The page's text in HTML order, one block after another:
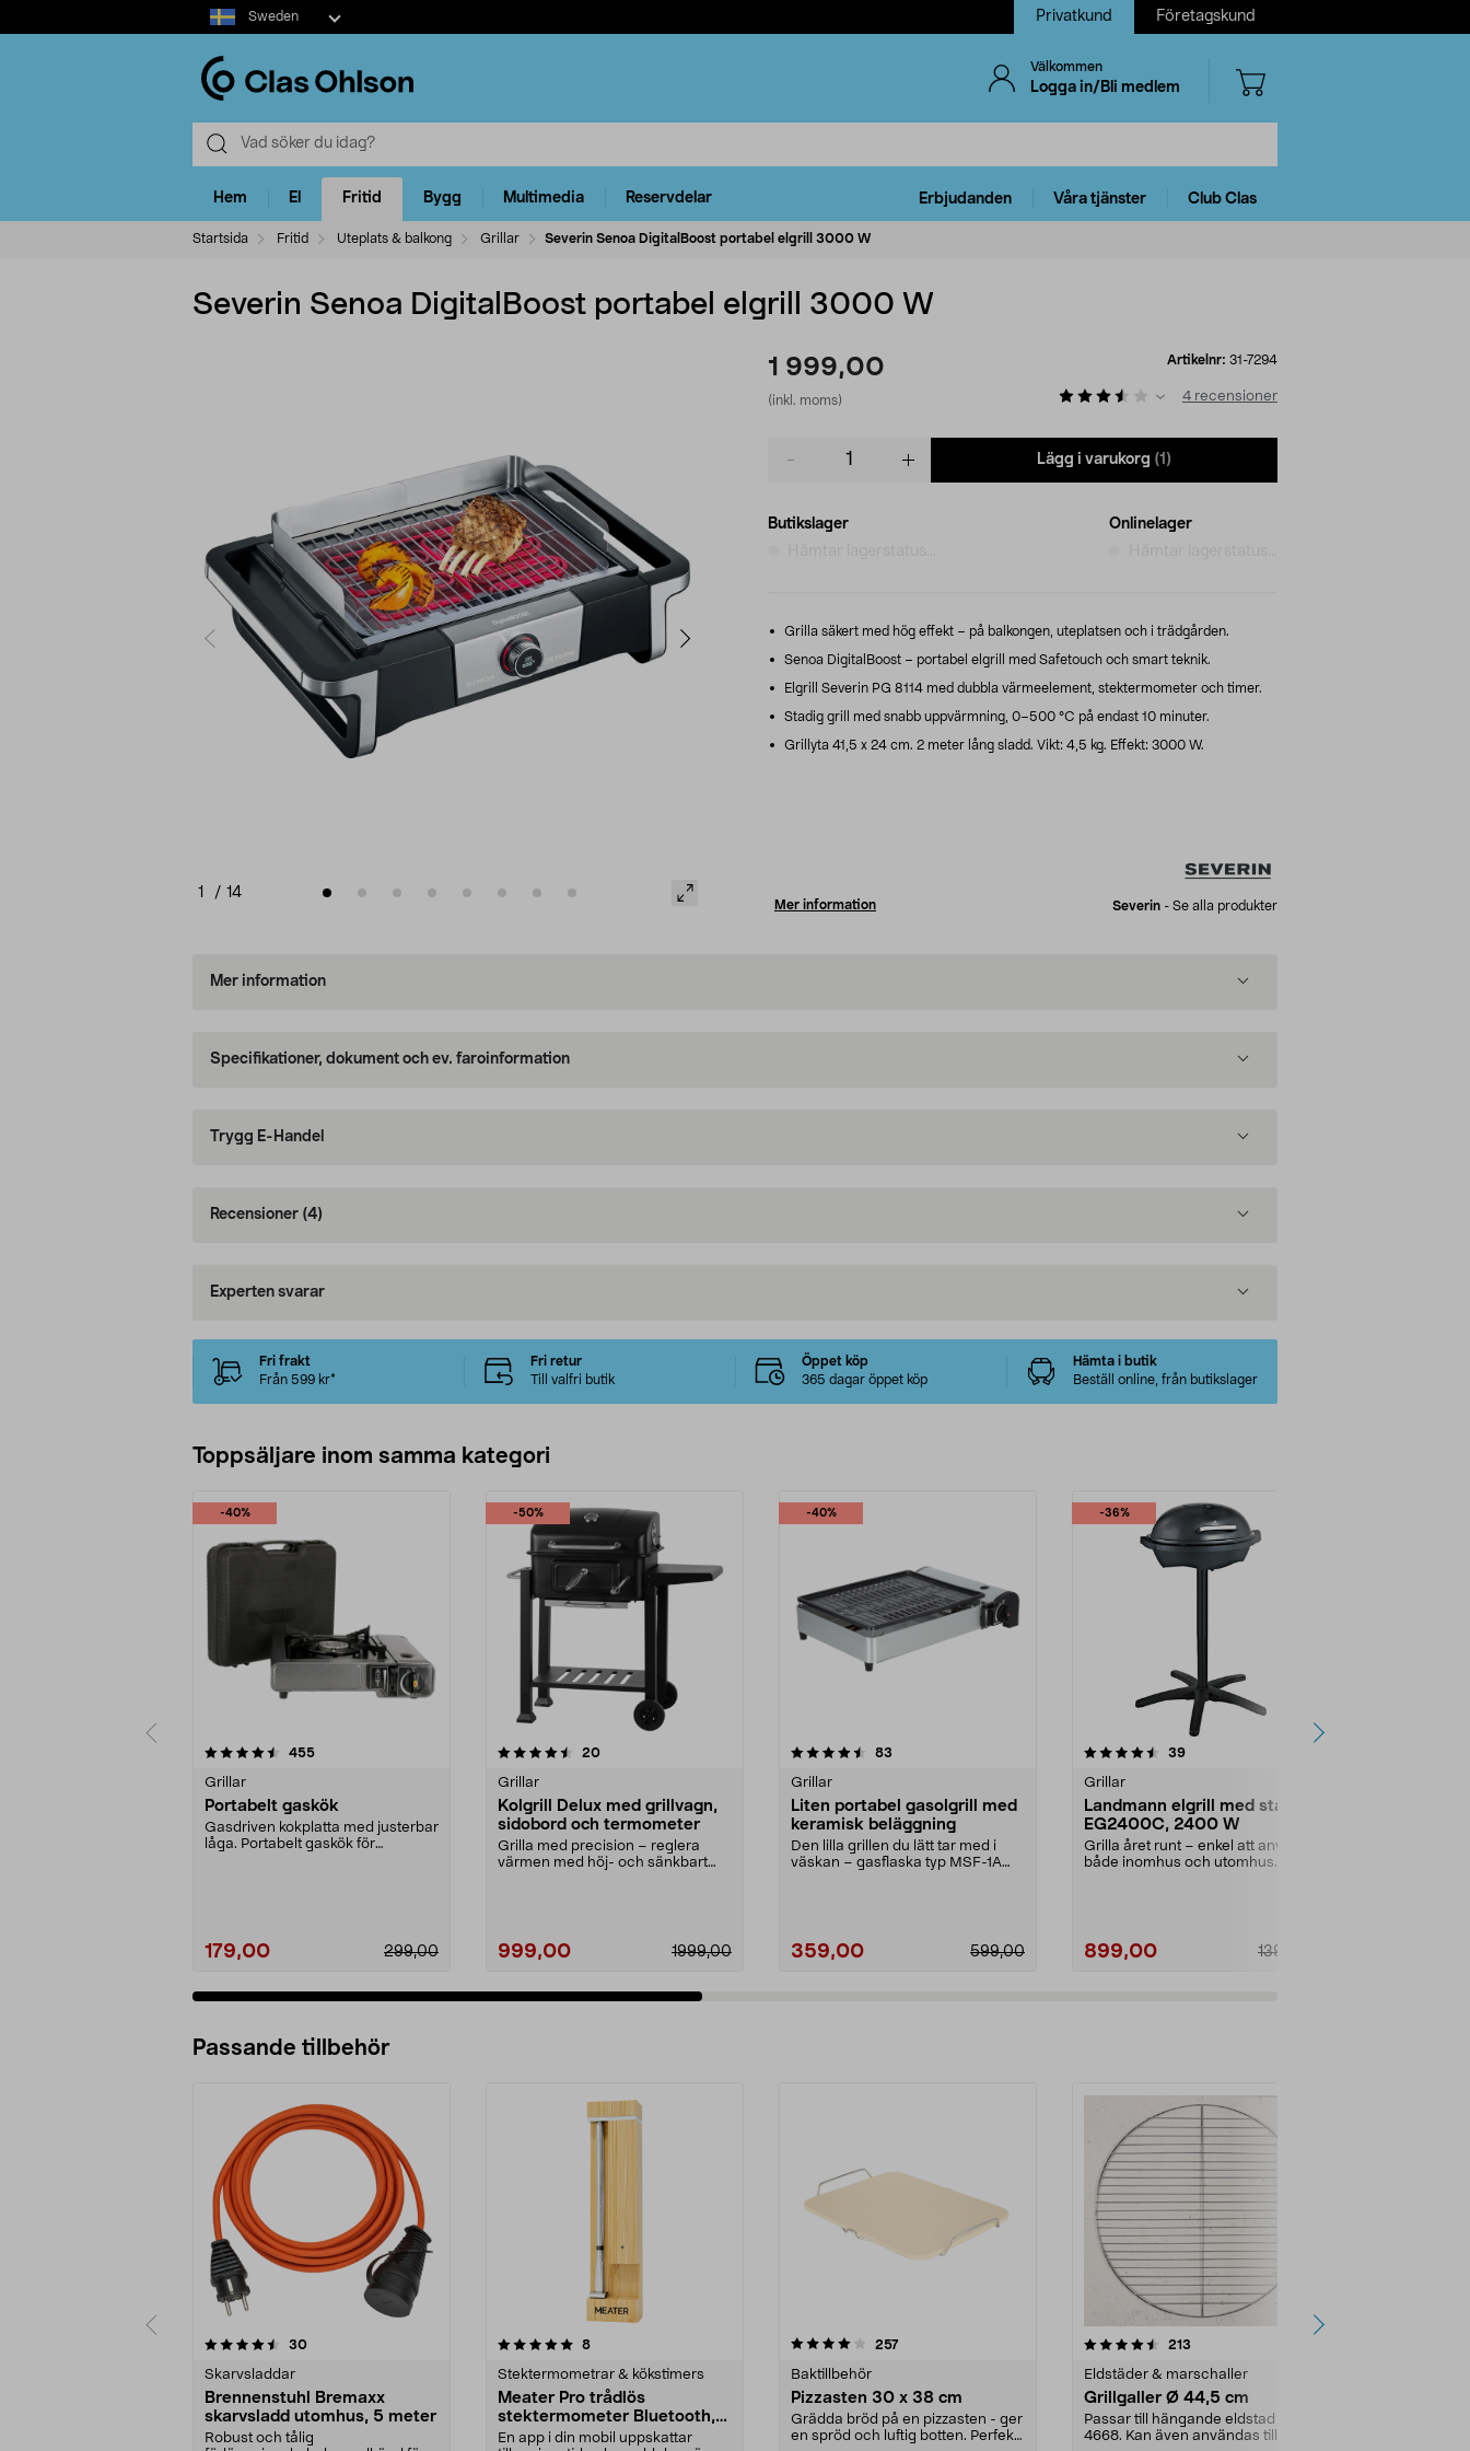
Select
market
Sweden Privatkund Företagskund
Välkommen
Logga in/Bli medlem
Hem El Fritid Bygg Multimedia Reservdelar Erbjudanden Våra tjänster Club Clas
Startsida Fritid Uteplats & balkong Grillar Severin Senoa DigitalBoost portabel elgrill 3000 W
Severin Senoa DigitalBoost portabel elgrill 3000 W
1 / 14
1 999,00
(inkl. moms)
Artikelnr: 31-7294
4 recensioner
Lägg i varukorg (1)
Butikslager
Onlinelager
Grilla säkert med hög effekt – på balkongen, uteplatsen och i trädgården.
Senoa DigitalBoost – portabel elgrill med Safetouch och smart teknik.
Elgrill Severin PG 8114 med dubbla värmeelement, stektermometer och timer.
Stadig grill med snabb uppvärmning, 0–500 °C på endast 10 minuter.
Grillyta 41,5 x 24 cm. 2 meter lång sladd. Vikt: 4,5 kg. Effekt: 3000 W.
Mer information Severin - Se alla produkter
Mer information
Specifikationer, dokument och ev. faroinformation
Trygg E-Handel
Recensioner (4)
Experten svarar
Fri frakt
Från 599 kr*
Fri retur
Till valfri butik
Öppet köp
365 dagar öppet köp
Hämta i butik
Beställ online, från butikslager
Toppsäljare inom samma kategori
-40%
455recensioner
Grillar
Portabelt gaskök
Gasdriven kokplatta med justerbar
låga. Portabelt gaskök för
179,00 299,00
-50%
4.5 av 5 stjärnor 20recensioner
Grillar
Kolgrill Delux med grillvagn,
sidobord och termometer
Grilla med precision – reglera
värmen med höj- och sänkbart
999,00 1999,00
-40%
4.5 av 5 stjärnor 83
Grillar
Liten portabel gasolgrill med
keramisk beläggning
Den lilla grillen du lätt tar med i
väskan – gasflaska typ MSF-1A
359,00 599,00
-36%
4.5 av 5 stjärnor 39recensioner
Grillar
Landmann elgrill med stativ
EG2400C, 2400 W
Grilla året runt – enkel att använda
både inomhus och utomhus.
899,00 1399,00
4.5 av 5 stjärnor
Passande tillbehör
30recensioner
Skarvsladdar
Brennenstuhl Bremaxx
skarvsladd utomhus, 5 meter
Robust och tålig
5.0av 5 stjärnor 8recensioner
Stektermometrar & kökstimers
Meater Pro trådlös
stektermometer Bluetooth,
RTN-MT-MP201
En app i din mobil uppskattar
4.0av 5 stjärnor 257recensioner
Baktillbehör
Pizzasten 30 x 38 cm
Grädda bröd på en pizzasten - ger
en spröd och luftig botten. Perfekt
4.5av 5 stjärnor 213
Eldstäder & marschaller
Grillgaller Ø 44,5 cm
Passar till hängande eldstad 31-
4668. Kan även användas till
4.0av 5 stjärnor